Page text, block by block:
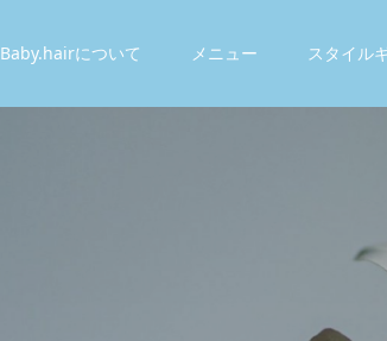
Baby.hairについて メニュー スタイル